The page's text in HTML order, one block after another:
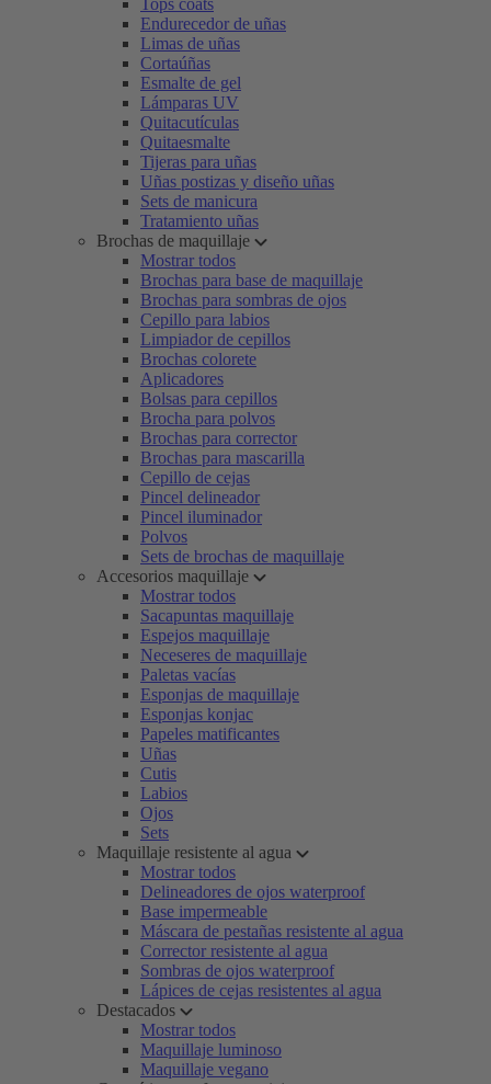
Tops coats
Endurecedor de uñas
Limas de uñas
Cortaúñas
Esmalte de gel
Lámparas UV
Quitacutículas
Quitaesmalte
Tijeras para uñas
Uñas postizas y diseño uñas
Sets de manicura
Tratamiento uñas
Brochas de maquillaje
Mostrar todos
Brochas para base de maquillaje
Brochas para sombras de ojos
Cepillo para labios
Limpiador de cepillos
Brochas colorete
Aplicadores
Bolsas para cepillos
Brocha para polvos
Brochas para corrector
Brochas para mascarilla
Cepillo de cejas
Pincel delineador
Pincel iluminador
Polvos
Sets de brochas de maquillaje
Accesorios maquillaje
Mostrar todos
Sacapuntas maquillaje
Espejos maquillaje
Neceseres de maquillaje
Paletas vacías
Esponjas de maquillaje
Esponjas konjac
Papeles matificantes
Uñas
Cutis
Labios
Ojos
Sets
Maquillaje resistente al agua
Mostrar todos
Delineadores de ojos waterproof
Base impermeable
Máscara de pestañas resistente al agua
Corrector resistente al agua
Sombras de ojos waterproof
Lápices de cejas resistentes al agua
Destacados
Mostrar todos
Maquillaje luminoso
Maquillaje vegano